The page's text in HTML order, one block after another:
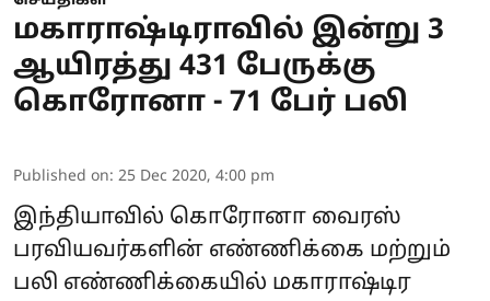
மகாராஷ்டிராவில் இன்று 3
ஆயிரத்து 431 பேருக்கு
கொரோனா - 71 பேர் பலி
Published on: 25 Dec 2020, 4:00 pm
இந்தியாவில் கொரோனா வைரஸ்
பரவியவர்களின் எண்ணிக்கை மற்றும்
பலி எண்ணிக்கையில் மகாராஷ்டிர